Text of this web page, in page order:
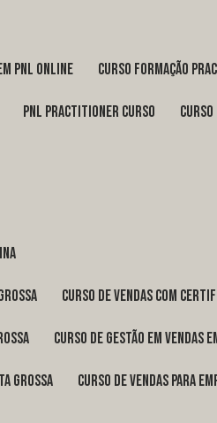
pnl online curso formação
pnl practitioner curso
curso de vendas com
curso de gestão em vendas
Grossa curso de vendas para